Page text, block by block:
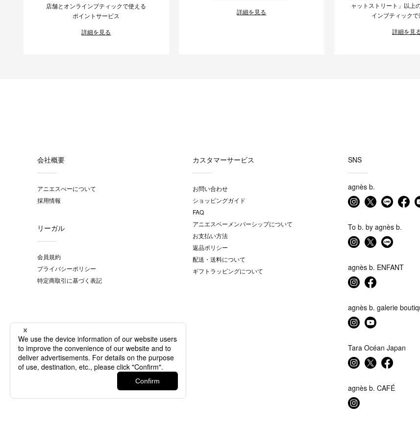
店舗とオンラインブティックで使える
ポイントサービス
詳細を見る
詳細を見る
ャットストリート」以上
インブティック
詳細を見
会社概要
アニエスべーについて
採用情報
リーガル
会員規約
プライバシーポリシー
特定商取引に基づく表記
カスタマーサービス
お問い合わせ
ショッピングガイド
FAQ
アニエスベーメンバーシップについて
お支払い方法
返品ポリシー
配送・送料について
ギフトラッピングについて
SNS
agnès b.
To b. by agnès b.
agnès b. ENFANT
agnès b. galerie
Tara Océan Japan
agnès b. CAFÉ